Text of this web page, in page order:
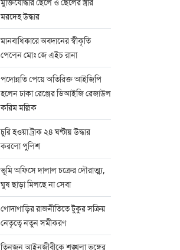
মুক্তিযোদ্ধার ছেলে ও ছেলের স্ত্রীর
মরদেহ উদ্ধার
মানবাধিকারে অবদানের স্বীকৃতি
পেলেন মোঃ জে এইচ রানা
পদোন্নতি পেয়ে অতিরিক্ত আইজিপি
হলেন ঢাকা রেঞ্জের ডিআইজি রেজাউল
করিম মল্লিক
চুরি হওয়া ট্রাক ২৪ ঘণ্টায় উদ্ধার
করলো পুলিশ
ভূমি অফিসে দালাল চক্রের দৌরাত্ম্য,
ঘুষ ছাড়া মিলছে না সেবা
গোদাগাড়ির রাজনীতিতে টুকুর সক্রিয়
নেতৃত্বে নতুন সমীকরণ
তিনজন আইনজীবীকে শৃঙ্খলা ভঙ্গের